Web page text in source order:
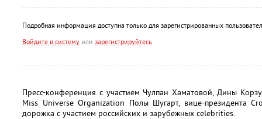
Подробная информация доступна только для зарегистрированных
Войдите в систему или зарегистрируйтесь
Пресс-конференция с участием Чулпан Хаматовой, Дины
Miss Universe Organization Полы Шугарт, вице-президента
дорожка с участием российских и зарубежных celebrities.